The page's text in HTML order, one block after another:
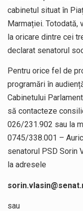
cabinetul situat în
Marmației. Totodată,
la oricare dintre cei
declarat senatorul
Pentru orice fel de
programări în
Cabinetului
să contacteze
026/231.902 sau la
0745/338.001 –
senatorul PSD Sorin
la adresele
sau